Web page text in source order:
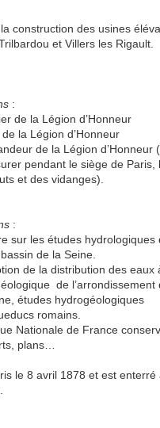
la construction des usines
et Villers les Rigault.
:
de la Légion d’Honneur
la Légion d’Honneur
de la Légion d’Honneur
pendant le siège de Paris,
et des vidanges).
:
sur les études hydrologiques
de la Seine.
de la distribution des eaux
de l’arrondissement
études hydrogéologiques
romains.
Nationale de France
plans…
le 8 avril 1878 et est enterré